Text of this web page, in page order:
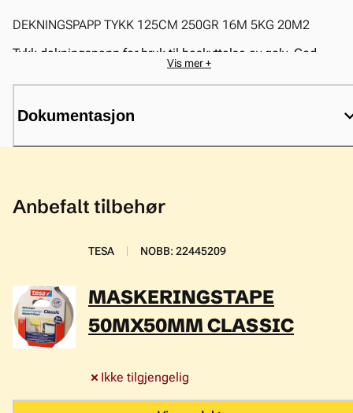
DEKNINGSPAPP TYKK 125CM 250GR 16M 5KG 20M2
Tykk dekningspapp for bruk til beskyttelse av golv. God
absorbent. Tåler malingsøl uten gjennomslag
Vis mer +
Dokumentasjon
Anbefalt tilbehør
TESA NOBB: 22445209
MASKERINGSTAPE
50MX50MM CLASSIC
Ikke tilgjengelig